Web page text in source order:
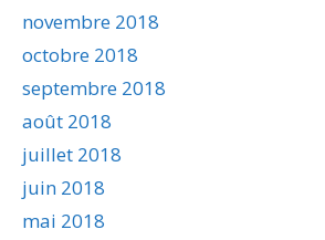
novembre 2018
octobre 2018
septembre 2018
août 2018
juillet 2018
juin 2018
mai 2018